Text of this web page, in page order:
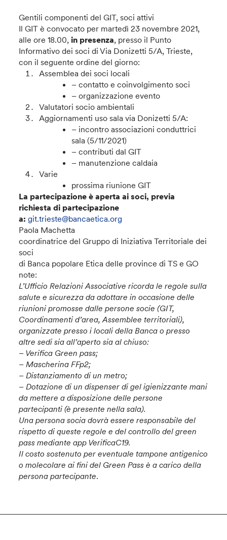
Gentili componenti del GIT, soci attivi
Il GIT è convocato per martedì 23 novembre 2021,
alle ore 18.00,in presenza, presso il Punto
Informativo dei soci di Via Donizetti 5/A, Trieste,
con il seguente ordine del giorno:
Assemblea dei soci locali
– contatto e coinvolgimento soci
– organizzazione evento
Valutatori socio ambientali
Aggiornamenti uso sala via Donizetti 5/A:
– incontro associazioni conduttrici
sala (5/11/2021)
– contributi dal GIT
– manutenzione caldaia
Varie
prossima riunione GIT
La partecipazione è aperta ai soci, previa
richiesta di partecipazione
a:git.trieste@bancaetica.org
Paola Machetta
coordinatrice del Gruppo di Iniziativa Territoriale dei
soci
di Banca popolare Etica delle province di TS e GO
note:
L’Ufficio Relazioni Associative ricorda le regole sulla
salute e sicurezza da adottare in occasione delle
riunioni promosse dalle persone socie (GIT,
Coordinamenti d’area, Assemblee territoriali),
organizzate presso i locali della Banca o presso
altre sedi sia all’aperto sia al chiuso:
– Verifica Green pass;
– Mascherina FFp2;
– Distanziamento di un metro;
– Dotazione di un dispenser di gel igienizzante mani
da mettere a disposizione delle persone
partecipanti (è presente nella sala).
Una persona socia dovrà essere responsabile del
rispetto di queste regole e del controllo del green
pass mediante app VerificaC19.
Il costo sostenuto per eventuale tampone antigenico
o molecolare ai fini del Green Pass è a carico della
persona partecipante.